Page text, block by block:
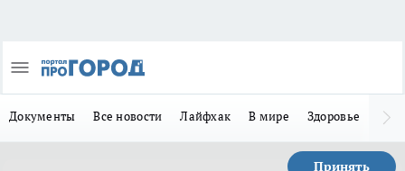
Документы Все новости Лайфхак В мире Здоровье
Принять